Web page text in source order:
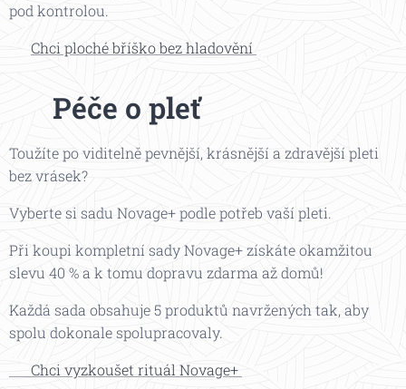
pod kontrolou.
Chci ploché bříško bez hladovění
🌸 Péče o pleť
Toužíte po viditelně pevnější, krásnější a zdravější pleti
bez vrásek?
Vyberte si sadu Novage+ podle potřeb vaší pleti.
Při koupi kompletní sady Novage+ získáte okamžitou
slevu 40 % a k tomu dopravu zdarma až domů!
Každá sada obsahuje 5 produktů navržených tak, aby
spolu dokonale spolupracovaly.
👉 Chci vyzkoušet rituál Novage+